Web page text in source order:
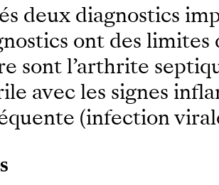
deux diagnostics
ont des
sont l’arthrite
avec les signes
(infection